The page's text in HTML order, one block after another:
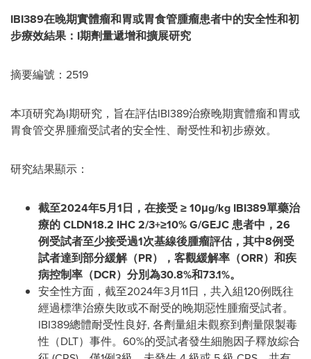
IBI389在晚期實體瘤和胃或胃食管腫瘤患者中的安全性和初
步療效結果：I期劑量遞增和擴展研究
摘要編號：2519
本項研究為I期研究，旨在評估IBI389治療晚期實體瘤和胃或
胃食管交界腫瘤受試者的安全性、耐受性和初步療效。
研究結果顯示：
截至2024年5月1日，在接受 ≥ 10μg/kg IBI389單藥治
療的 CLDN18.2 IHC 2/3+≥10% G/GEJC 患者中，26
例受試者至少接受過1次基線後腫瘤評估，其中8例受
試者達到部分緩解（PR），客觀緩解率（ORR）和疾
病控制率（DCR）分別為30.8%和73.1%。
安全性方面，截至2024年3月11日，共入組120例既往
經過標準治療失敗或不耐受的晚期惡性腫瘤受試者。
IBI389總體耐受性良好, 各劑量組未觀察到劑量限製毒
性（DLT）事件。60%的受試者發生細胞因子釋放綜合